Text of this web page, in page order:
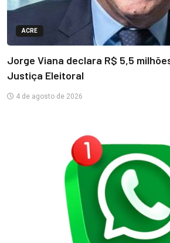
ACRE
Jorge Viana declara R$ 5,5
Justiça Eleitoral
4 de agosto de 2026